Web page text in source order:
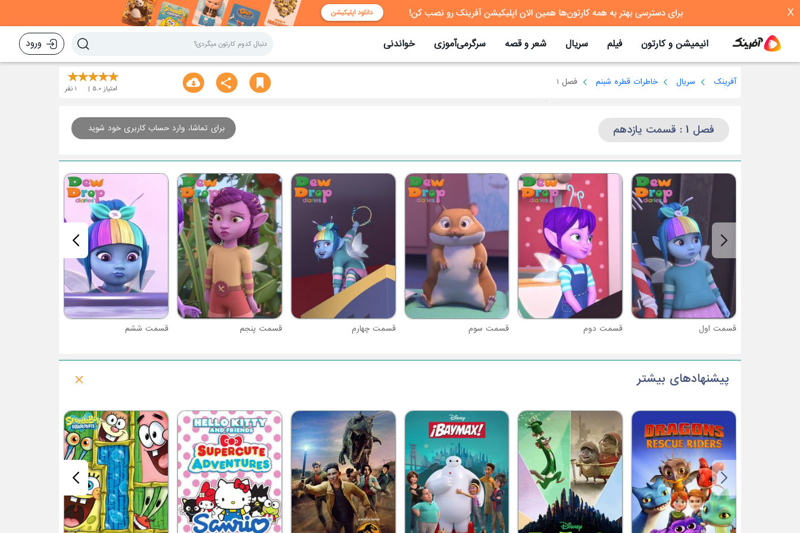
X
انیمیشن و کارتون فیلم سریال شعر و قصه سرگرمی‌آموزی خواندنی ورود
آفرینک سریال خاطرات قطره شبنم فصل 1
امتیاز 5.0
1 نفر
فصل 1 : قسمت یازدهم برای تماشا، وارد حساب کاربری خود شوید
قسمت اول قسمت دوم قسمت سوم قسمت چهارم قسمت پنجم قسمت ششم
پیشنهادهای بیشتر